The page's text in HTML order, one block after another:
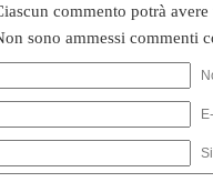
commento potrà
sono ammessi commenti